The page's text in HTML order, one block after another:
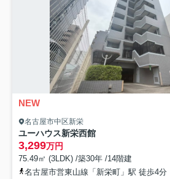
NEW
名古屋市中区新栄
ユーハウス新栄西館
3,299万円
75.49㎡ (3LDK) /築30年 /14階建
名古屋市営東山線「新栄町」駅 徒歩4分